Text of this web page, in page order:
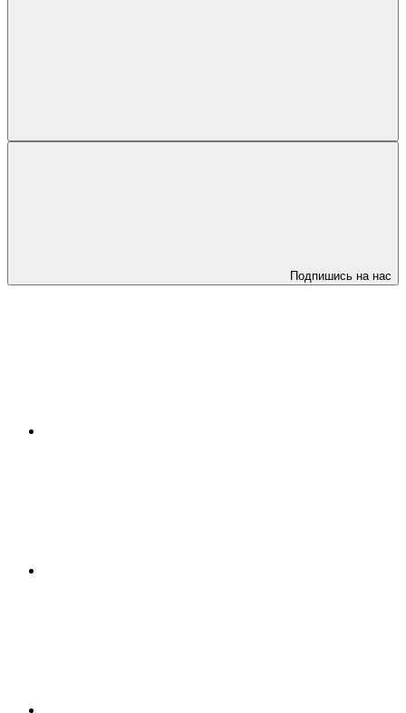
Подпишись на нас